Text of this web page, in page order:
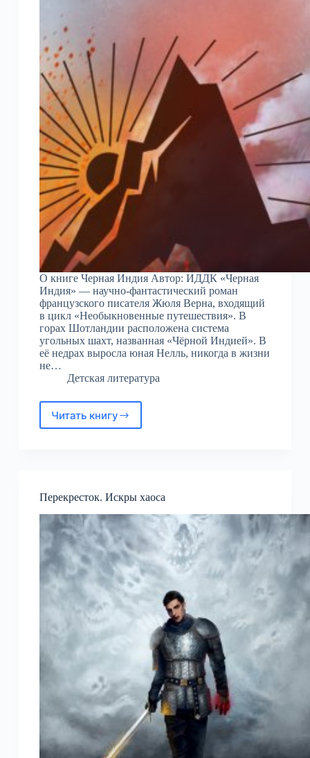
О книге Черная Индия Автор: ИДДК «Черная
Индия» — научно-фантастический роман
французского писателя Жюля Верна, входящий
в цикл «Необыкновенные путешествия». В
горах Шотландии расположена система
угольных шахт, названная «Чёрной Индией». В
её недрах выросла юная Нелль, никогда в жизни
не…
Детская литература
Читать книгу
Черная
Перекресток. Искры хаоса